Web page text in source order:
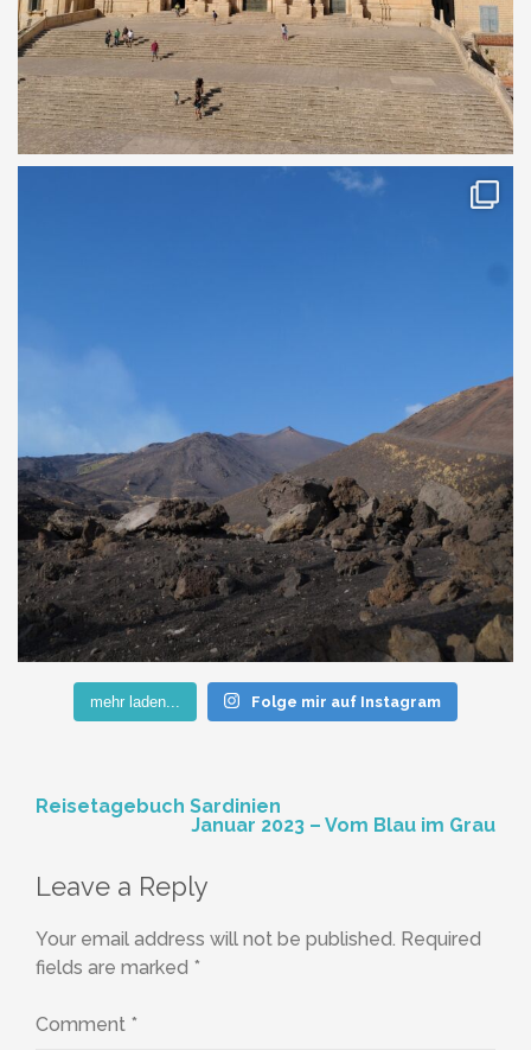
mehr laden... Folge mir auf Instagram
Post
Reisetagebuch Sardinien
Januar 2023 – Vom Blau im Grau
Leave a Reply
Your email address will not be published. Required
fields are marked *
Comment *